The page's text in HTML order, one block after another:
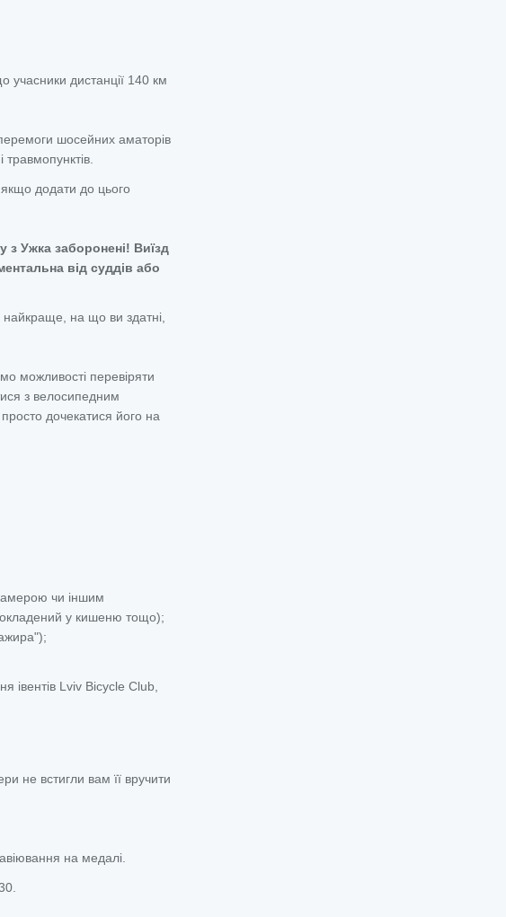
дистанції 140 км
шосейних аматорів
додати до цього
з Ужка заборонені! Виїзд
від суддів або
найкраще, на що ви здатні,
можливості перевіряти
з велосипедним
дочекатися його на
чи іншим
у кишеню тощо);
івентів Lviv Bicycle Club,
не встигли вам її вручити
на медалі.